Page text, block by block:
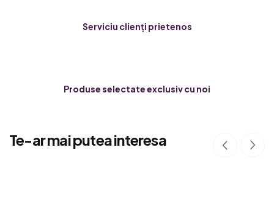
Serviciu clienți prietenos
Produse selectate exclusiv cu noi
Te-ar mai putea interesa